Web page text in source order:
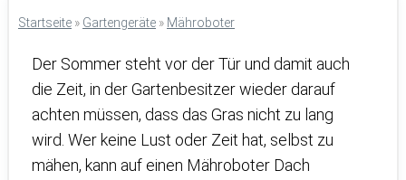
Startseite » Gartengeräte » Mähroboter
Der Sommer steht vor der Tür und damit auch
die Zeit, in der Gartenbesitzer wieder darauf
achten müssen, dass das Gras nicht zu lang
wird. Wer keine Lust oder Zeit hat, selbst zu
mähen, kann auf einen Mähroboter Dach